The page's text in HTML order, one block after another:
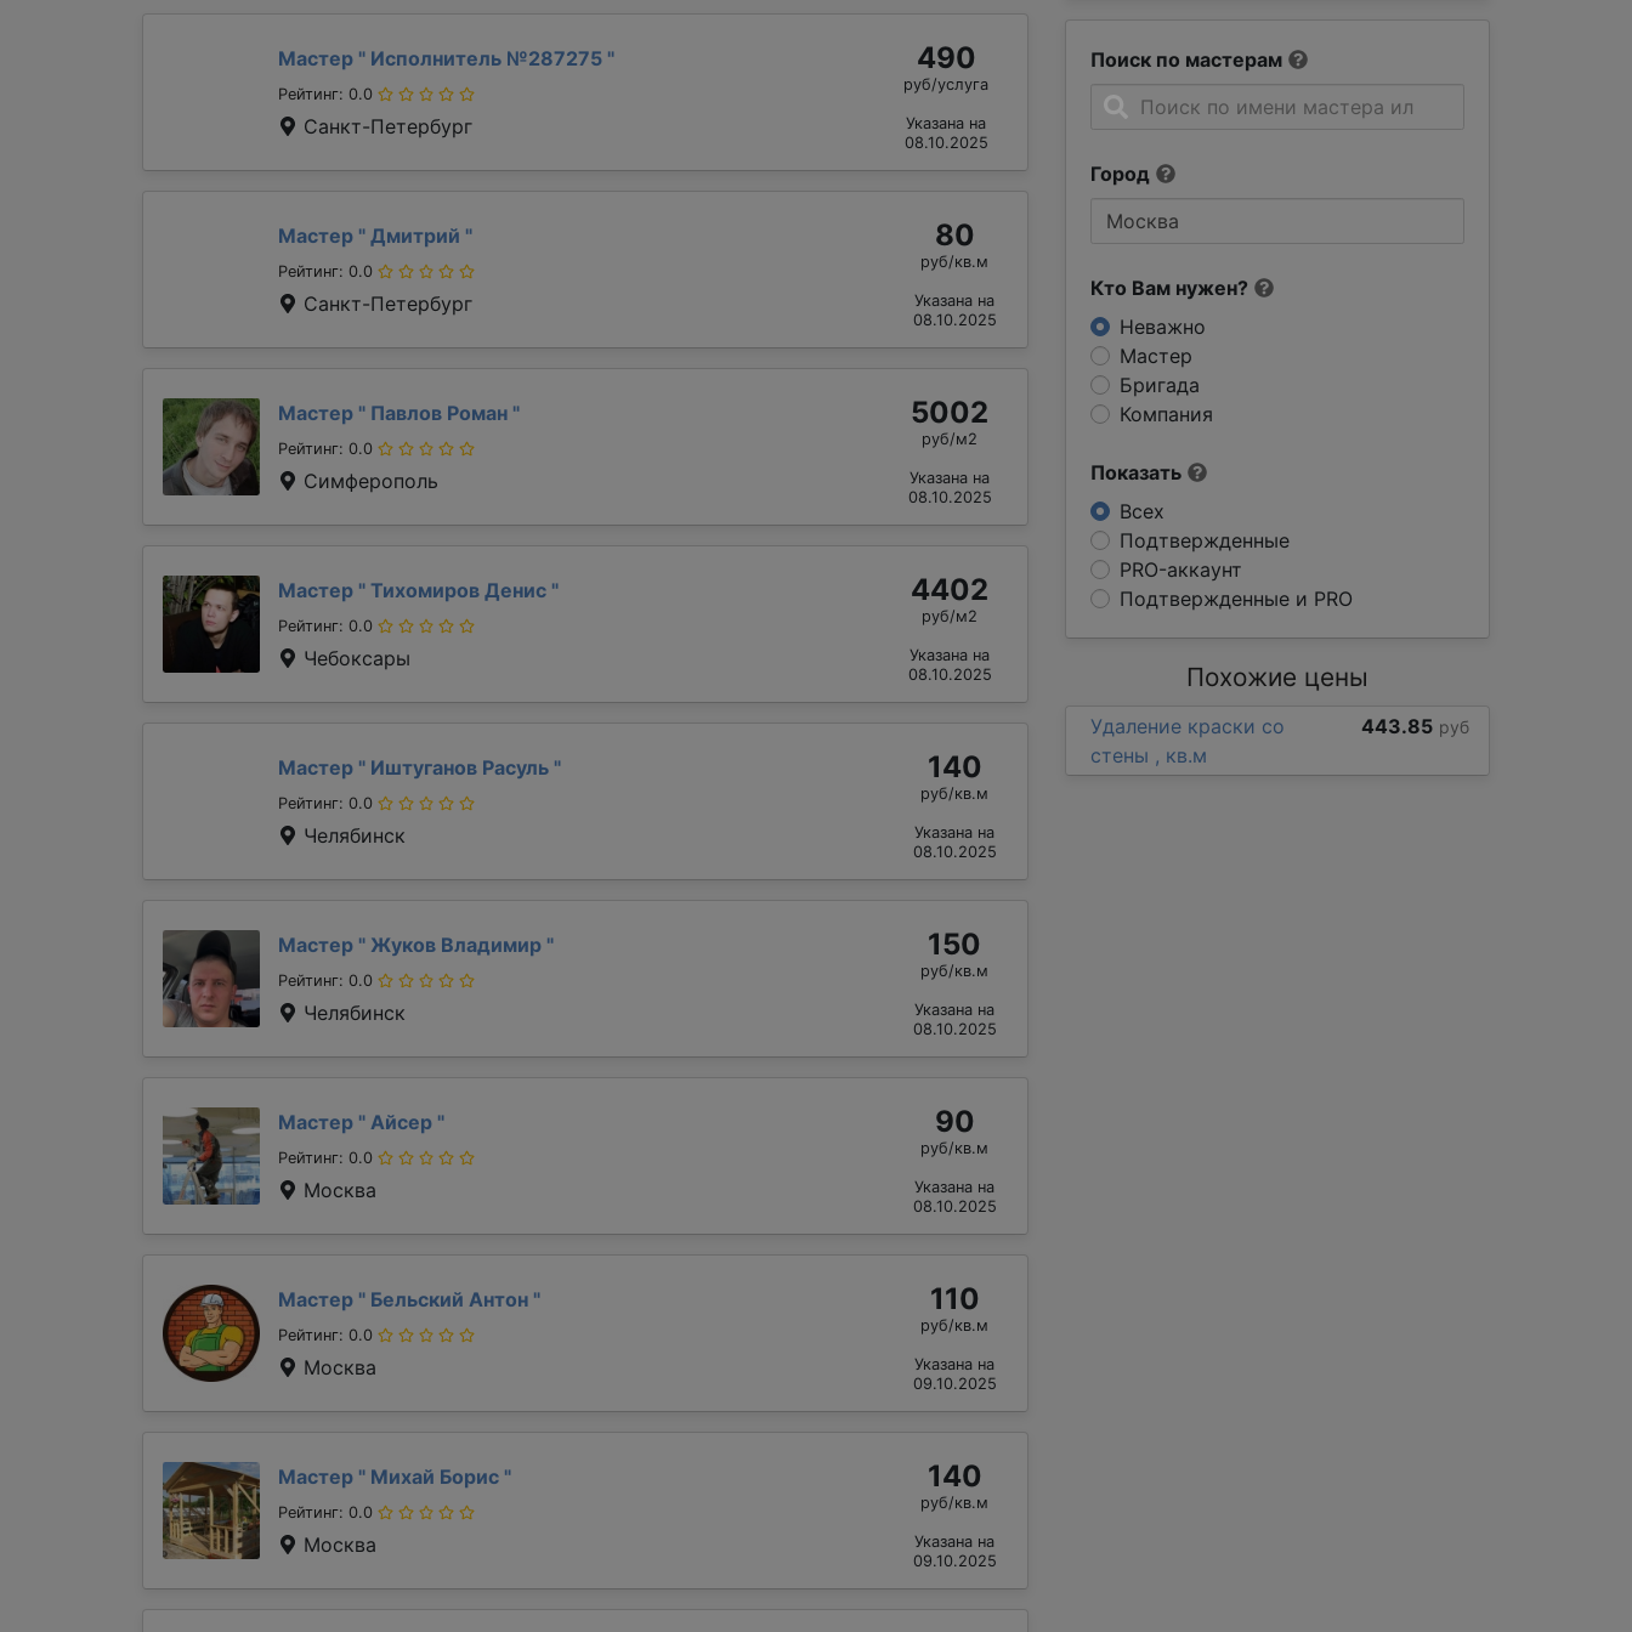
Поиск по мастерам
Город
Кто Вам нужен?
Неважно
Мастер
Бригада
Компания
Показать
Всех
Подтвержденные
PRO-аккаунт
Подтвержденные и PRO
Мастер " Исполнитель №287275 "
Рейтинг: 0.0
Санкт-Петербург
490
руб/услуга
Указана на
08.10.2025
Мастер " Дмитрий "
Рейтинг: 0.0
Санкт-Петербург
80
руб/кв.м
Указана на
08.10.2025
Мастер " Павлов Роман "
Рейтинг: 0.0
Симферополь
5002
руб/м2
Указана на
08.10.2025
Мастер " Тихомиров Денис "
Рейтинг: 0.0
Чебоксары
4402
руб/м2
Указана на
08.10.2025
Мастер " Иштуганов Расуль "
Рейтинг: 0.0
Челябинск
140
руб/кв.м
Указана на
08.10.2025
Мастер " Жуков Владимир "
Рейтинг: 0.0
Челябинск
150
руб/кв.м
Указана на
08.10.2025
Мастер " Айсер "
Рейтинг: 0.0
Москва
90
руб/кв.м
Указана на
08.10.2025
Мастер " Бельский Антон "
Рейтинг: 0.0
Москва
110
руб/кв.м
Указана на
09.10.2025
Мастер " Михай Борис "
Рейтинг: 0.0
Москва
140
руб/кв.м
Указана на
09.10.2025
Похожие цены
Удаление краски со
стены , кв.м
443.85 руб